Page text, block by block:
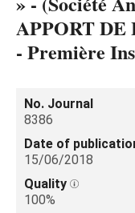
APPORT
- Première
No. Journal
8386
Date of
15/06/2018
Quality
100%